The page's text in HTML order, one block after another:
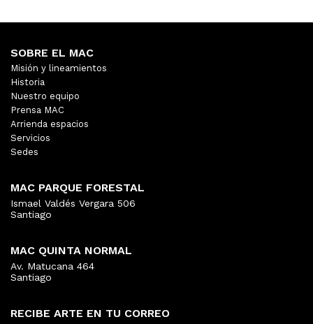
RECIBE ARTE EN TU CORREO
SOBRE EL MAC
Misión y lineamientos
Historia
Nuestro equipo
Prensa MAC
Arrienda espacios
Servicios
Sedes
MAC PARQUE FORESTAL
Ismael Valdés Vergara 506
Santiago
MAC QUINTA NORMAL
Av. Matucana 464
Santiago